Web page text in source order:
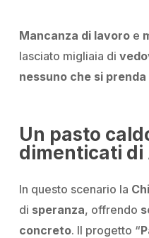
Mancanza di lavoro e
lasciato migliaia di
nessuno che si
Un pasto
dimenticati di
In questo scenario la
di speranza, offrendo
concreto. ll progetto “